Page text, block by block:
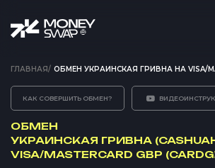
ГЛАВНАЯ/ ОБМЕН УКРАИНСКАЯ ГРИВНА НА VISA/
КАК СОВЕРШИТЬ ОБМЕН?
ОБМЕН
УКРАИНСКАЯ ГРИВНА
VISA/MASTERCARD GBP